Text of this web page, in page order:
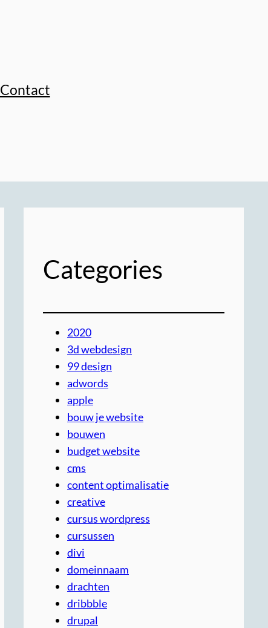
Contact
Categories
2020
3d webdesign
99 design
adwords
apple
bouw je website
bouwen
budget website
cms
content optimalisatie
creative
cursus wordpress
cursussen
divi
domeinnaam
drachten
dribbble
drupal